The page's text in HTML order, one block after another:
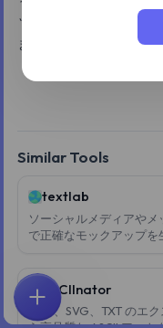
ットフォームにはグラ
まれています。
Similar Tools
textlab
ソーシャルメディアや
で正確なモックアップを
ASCIInator
PNG、SVG、TXT のエ
ホーム 探索